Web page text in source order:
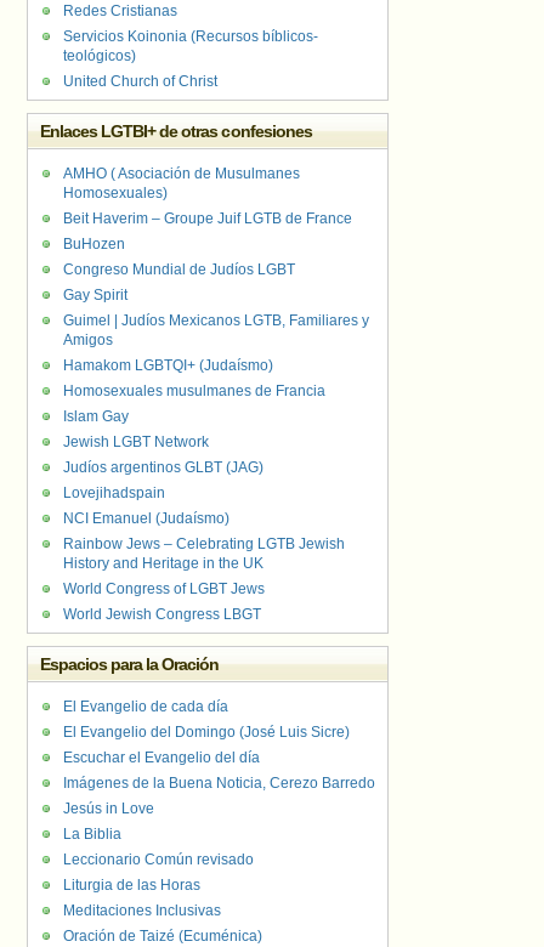
Redes Cristianas
Servicios Koinonia (Recursos bíblicos-
teológicos)
United Church of Christ
Enlaces LGTBI+ de otras confesiones
AMHO ( Asociación de Musulmanes
Homosexuales)
Beit Haverim – Groupe Juif LGTB de France
BuHozen
Congreso Mundial de Judíos LGBT
Gay Spirit
Guimel | Judíos Mexicanos LGTB, Familiares y
Amigos
Hamakom LGBTQI+ (Judaísmo)
Homosexuales musulmanes de Francia
Islam Gay
Jewish LGBT Network
Judíos argentinos GLBT (JAG)
Lovejihadspain
NCI Emanuel (Judaísmo)
Rainbow Jews – Celebrating LGTB Jewish
History and Heritage in the UK
World Congress of LGBT Jews
World Jewish Congress LBGT
Espacios para la Oración
El Evangelio de cada día
El Evangelio del Domingo (José Luis Sicre)
Escuchar el Evangelio del día
Imágenes de la Buena Noticia, Cerezo Barredo
Jesús in Love
La Biblia
Leccionario Común revisado
Liturgia de las Horas
Meditaciones Inclusivas
Oración de Taizé (Ecuménica)